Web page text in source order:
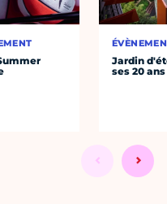
Jardin
ses 20 ans